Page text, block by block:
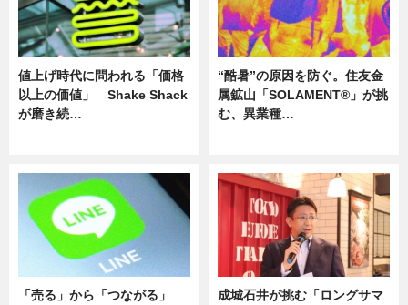
値上げ時代に問われる「価格
以上の価値」 Shake Shack
が磨き続…
“酷暑”の原因を防ぐ。住友金
属鉱山「SOLAMENT®」が挑
む、異業種…
「売る」から「つながる」
成城石井が挑む「ロングサマ